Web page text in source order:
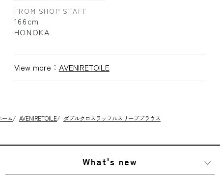
FROM SHOP STAFF
166cm
HONOKA
View more： AVENIRETOILE
ーム/ AVENIRETOILE/ ダブルクロスラッフルスリーブブラウス
What's new